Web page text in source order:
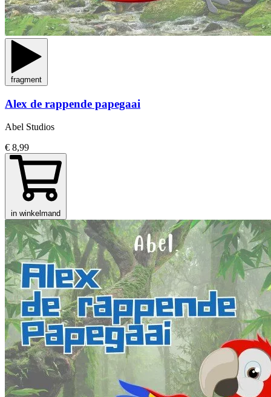
fragment
Alex de rappende papegaai
Abel Studios
€ 8,99
in winkelmand